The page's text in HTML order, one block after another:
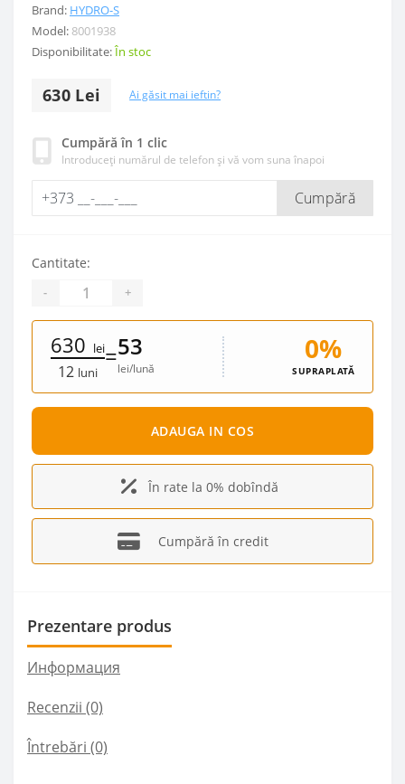
Brand: HYDRO-S
Model: 8001938
Disponibilitate:În stoc
630 Lei Ai găsit mai ieftin?
Cumpără în 1 clic
Introduceți numărul de telefon și vă vom suna înapoi
Cumpără
Cantitate:
- +
630 lei
12 luni
=53
lei/lună
0%
SUPRAPLATĂ
ADAUGA IN COS
În rate la 0% dobîndă
Cumpără în credit
Prezentare produs
Информация
Recenzii (0)
Întrebări (0)